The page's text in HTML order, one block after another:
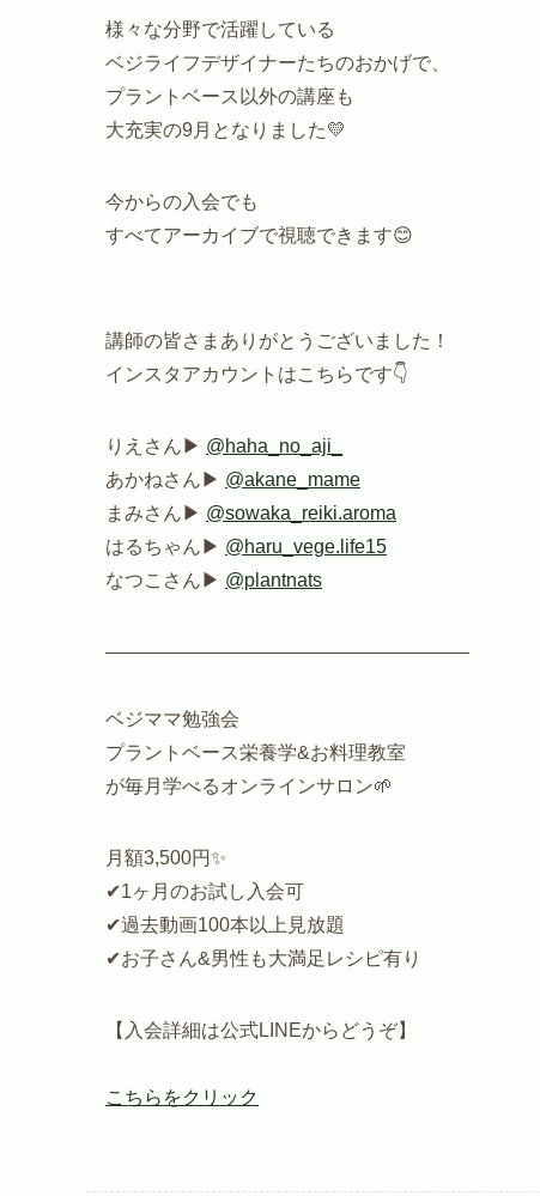
様々な分野で活躍している
ベジライフデザイナーたちのおかげで、
プラントベース以外の講座も
大充実の9月となりました💛
今からの入会でも
すべてアーカイブで視聴できます😊
講師の皆さまありがとうございました！
インスタアカウントはこちらです👇
りえさん▶︎ @haha_no_aji_
あかねさん▶︎ @akane_mame
まみさん▶︎ @sowaka_reiki.aroma
はるちゃん▶︎ @haru_vege.life15
なつこさん▶︎ @plantnats
———————————————————
ベジママ勉強会
プラントベース栄養学&お料理教室
が毎月学べるオンラインサロン🌱
月額3,500円✨
✔︎1ヶ月のお試し入会可
✔︎過去動画100本以上見放題
✔︎お子さん&男性も大満足レシピ有り
【入会詳細は公式LINEからどうぞ】
こちらをクリック